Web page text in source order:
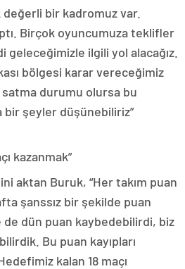
değerli bir kadromuz var.
Birçok oyuncumuza teklifler
geleceğimizle ilgili yol alacağız.
bölgesi karar vereceğimiz
durumu olursa bu
bir şeyler düşünebiliriz”
kazanmak”
aktan Buruk, “Her takım puan
şanssız bir şekilde puan
dün puan kaybedebilirdi, biz
Bu puan kayıpları
kalan 18 maçı